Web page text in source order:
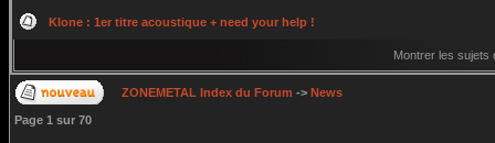
Klone : 1er titre acoustique + need your help !
Montrer les sujets
ZONEMETAL Index du Forum -> News
Page 1 sur 70